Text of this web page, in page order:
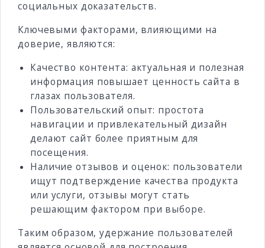
социальных доказательств.
Ключевыми факторами, влияющими на
доверие, являются:
Качество контента: актуальная и полезная
информация повышает ценность сайта в
глазах пользователя.
Пользовательский опыт: простота
навигации и привлекательный дизайн
делают сайт более приятным для
посещения.
Наличие отзывов и оценок: пользователи
ищут подтверждение качества продукта
или услуги, отзывы могут стать
решающим фактором при выборе.
Таким образом, удержание пользователей